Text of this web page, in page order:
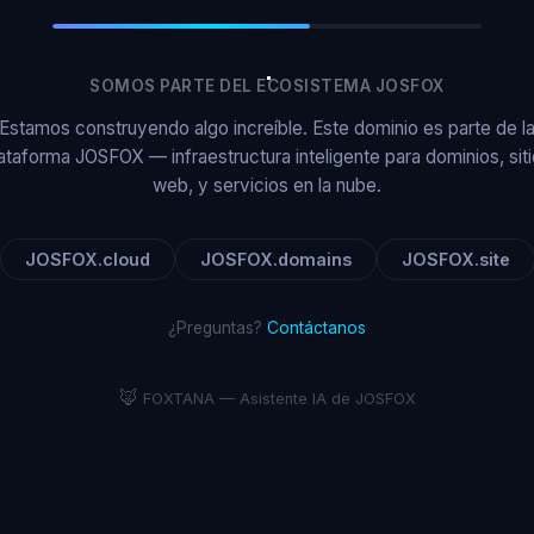
SOMOS PARTE DEL ECOSISTEMA JOSFOX
Estamos construyendo algo increíble. Este dominio es parte de la
JOSFOX — infraestructura inteligente para dominios,
web, y servicios en la nube.
JOSFOX.cloud JOSFOX.domains JOSFOX.site
¿Preguntas? Contáctanos
🦊 FOXTANA — Asistente IA de JOSFOX